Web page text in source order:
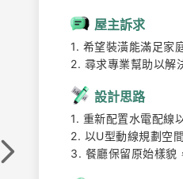
屋主訴求
1. 希望裝潢能滿足家
2. 尋求專業幫助以解
設計思路
1. 重新配置水電配線
2. 以U型動線規劃空
3. 餐廳保留原始樣貌